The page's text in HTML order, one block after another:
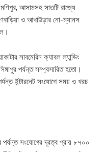
মণিপুর, আসামসহ সাতটি রাজ্যে
ও আখাউড়ার নো-ম্যানস
সাবমেরিন ক্যাবল ল্যান্ডিং
পর্যন্ত সম্প্রসারিত হতো।
ইন্টারনেট সংযোগে সময় ও খরচ
পর্যন্ত সংযোগের দূরত্ব প্রায় ৮৭০০